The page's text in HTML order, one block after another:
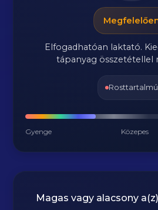
Elfogadhatóan laktató.
tápanyag összetétellel
Rosttartalmú
Gyenge Közepes
Magas vagy alacsony